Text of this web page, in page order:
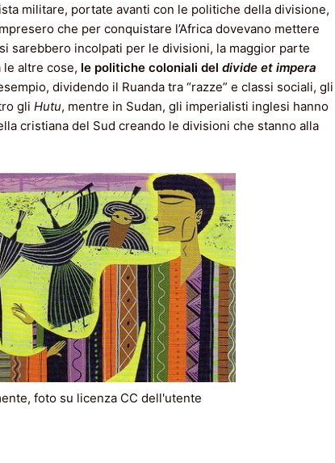
militare, portate avanti con le politiche della divisione,
che per conquistare l’Africa dovevano mettere
sarebbero incolpati per le divisioni, la maggior parte
le altre cose, le politiche coloniali del divide et impera
dividendo il Ruanda tra “razze” e classi sociali, gli
gli Hutu, mentre in Sudan, gli imperialisti inglesi hanno
cristiana del Sud creando le divisioni che stanno alla
foto su licenza CC dell'utente